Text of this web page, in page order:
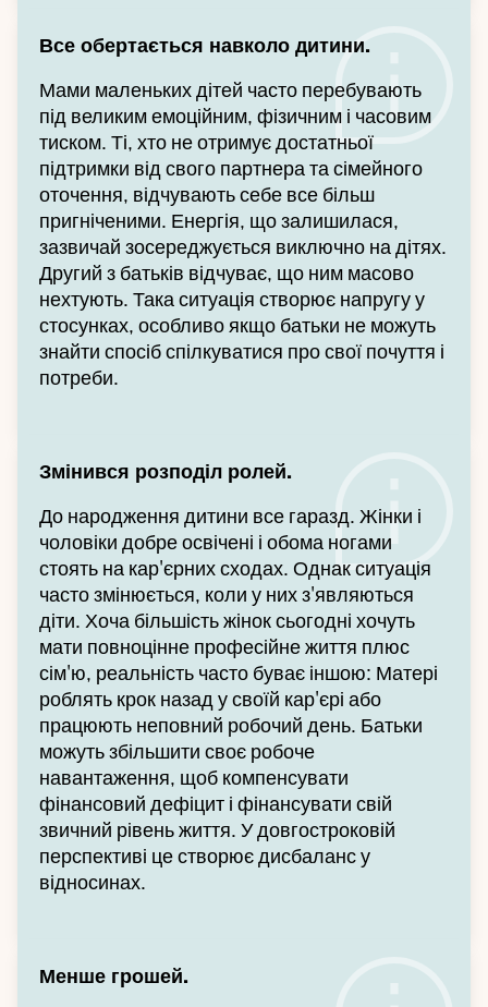
Все обертається навколо дитини.
Мами маленьких дітей часто перебувають
під великим емоційним, фізичним і часовим
тиском. Ті, хто не отримує достатньої
підтримки від свого партнера та сімейного
оточення, відчувають себе все більш
пригніченими. Енергія, що залишилася,
зазвичай зосереджується виключно на дітях.
Другий з батьків відчуває, що ним масово
нехтують. Така ситуація створює напругу у
стосунках, особливо якщо батьки не можуть
знайти спосіб спілкуватися про свої почуття і
потреби.
Змінився розподіл ролей.
До народження дитини все гаразд. Жінки і
чоловіки добре освічені і обома ногами
стоять на кар'єрних сходах. Однак ситуація
часто змінюється, коли у них з'являються
діти. Хоча більшість жінок сьогодні хочуть
мати повноцінне професійне життя плюс
сім'ю, реальність часто буває іншою: Матері
роблять крок назад у своїй кар'єрі або
працюють неповний робочий день. Батьки
можуть збільшити своє робоче
навантаження, щоб компенсувати
фінансовий дефіцит і фінансувати свій
звичний рівень життя. У довгостроковій
перспективі це створює дисбаланс у
відносинах.
Менше грошей.